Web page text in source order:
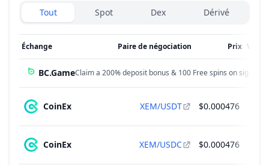
Exchanges type
Tout Spot Dex Dérivé
Échange Paire de négociation Prix
BC.GameClaim a 200% deposit bonus & 100 Free spins on sign up!
CoinEx XEM/USDT $0.000476
CoinEx XEM/USDC $0.000476